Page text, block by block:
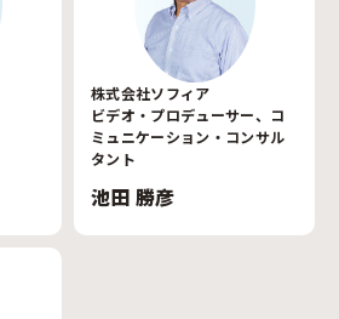
株式会社ソフィア
ビデオ・プロデューサー、コ
ミュニケーション・コンサル
タント
池田 勝彦